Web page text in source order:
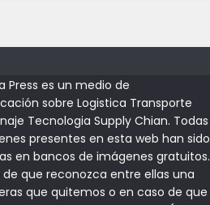
Press es un medio de
sobre Logistica Transporte
Tecnologia Supply Chian. Todas
presentes en esta web han sido
en bancos de imágenes gratuitos.
de que reconozca entre ellas una
que quitemos o en caso de que